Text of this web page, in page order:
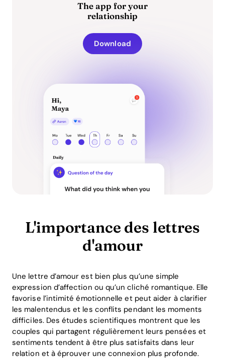
The app for your
relationship
Download
L'importance des lettres
d'amour
Une lettre d’amour est bien plus qu’une simple
expression d’affection ou qu’un cliché romantique. Elle
favorise l’intimité émotionnelle et peut aider à clarifier
les malentendus et les conflits pendant les moments
difficiles. Des études scientifiques montrent que les
couples qui partagent régulièrement leurs pensées et
sentiments tendent à être plus satisfaits dans leur
relation et à éprouver une connexion plus profonde.